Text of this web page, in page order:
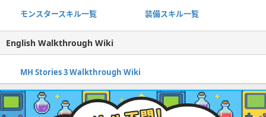
モンスタースキル一覧 装備スキル一覧
English Walkthrough Wiki
MH Stories 3 Walkthrough Wiki